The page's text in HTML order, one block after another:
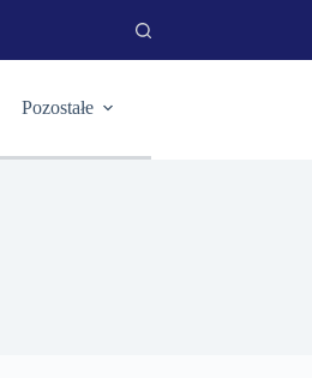
Pozostałe